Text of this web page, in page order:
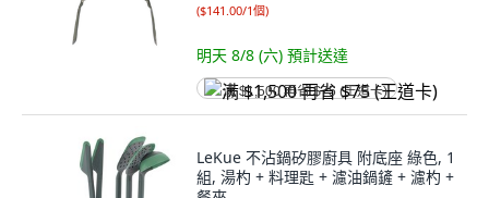
($141.00/1個)
明天 8/8 (六) 預計送達
满 $1,500 再省 $75 (王道卡)
LeKue 不沾鍋矽膠廚具 附底座 綠色, 1
組, 湯杓 + 料理匙 + 濾油鍋鏟 + 濾杓 +